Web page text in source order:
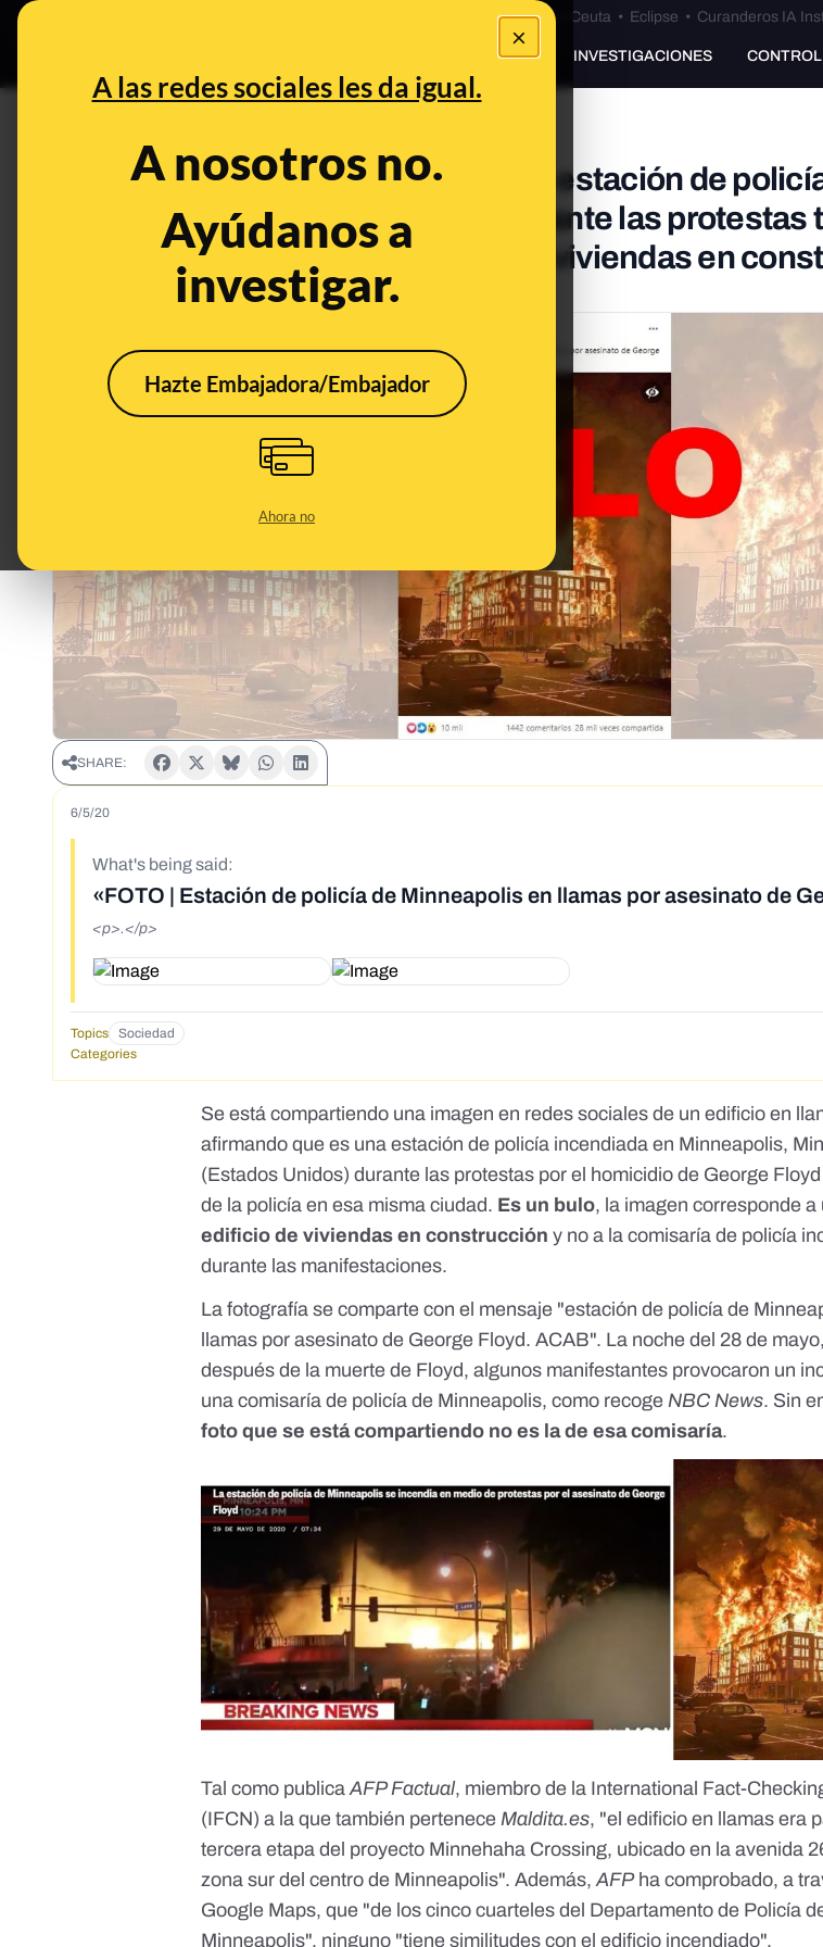
×
A las redes sociales les da igual.
A nosotros no.
Ayúdanos a
investigar.
Hazte Embajadora/Embajador
Ahora no
Especial Ceuta•Bulos Ceuta • Eclipse • Curanderos IA
PREBUNKING INVESTIGACIONES
No, este edificio en llamas no es la estación de
manifestantes en Minneapolis durante las protestas
de George Floyd: es un edificio de viviendas en
Jun 5, 2020, 11:30:30 AM
SHARE:
6/5/20
What's being said:
«FOTO | Estación de policía de Minneapolis en llamas por asesinato de
<p>.</p>
Topics Sociedad
Categories
Se está compartiendo una imagen en redes sociales de un edificio en
afirmando que es una estación de policía incendiada en Minneapolis,
(Estados Unidos) durante las protestas por el homicidio de George
de la policía en esa misma ciudad. Es un bulo, la imagen corresponde a
edificio de viviendas en construcción y no a la comisaría de policía
durante las manifestaciones.
La fotografía se comparte con el mensaje "estación de policía de
llamas por asesinato de George Floyd. ACAB". La noche del 28 de
después de la muerte de Floyd, algunos manifestantes provocaron un
una comisaría de policía de Minneapolis, como recogeNBC News. Sin
foto que se está compartiendo no es la de esa comisaría.
Tal como publicaAFP Factual, miembro de la International Fact-
(IFCN) a la que también perteneceMaldita.es, "el edificio en llamas era
tercera etapa del proyecto Minnehaha Crossing, ubicado en la avenida
zona sur del centro de Minneapolis". Además,AFPha comprobado, a
Google Maps, que "de los cinco cuarteles del Departamento de Policía
Minneapolis", ninguno "tiene similitudes con el edificio incendiado".